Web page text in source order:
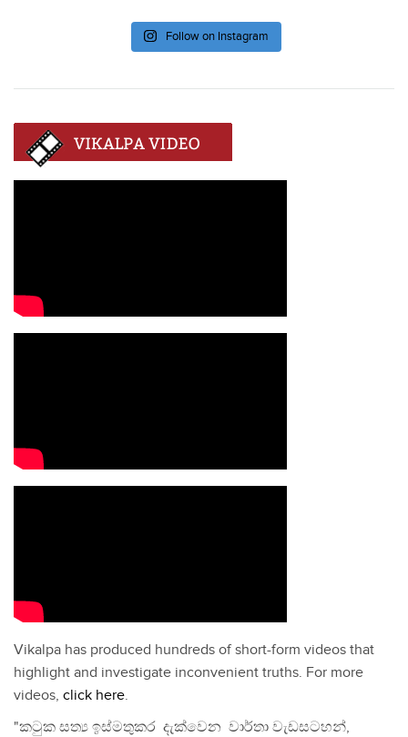
Follow on Instagram
Vikalpa has produced hundreds of short-form videos that
highlight and investigate inconvenient truths. For more
videos, click here.
"කටුක සත්‍ය ඉස්මතුකර දැක්වෙන වාර්තා වැඩසටහන්,